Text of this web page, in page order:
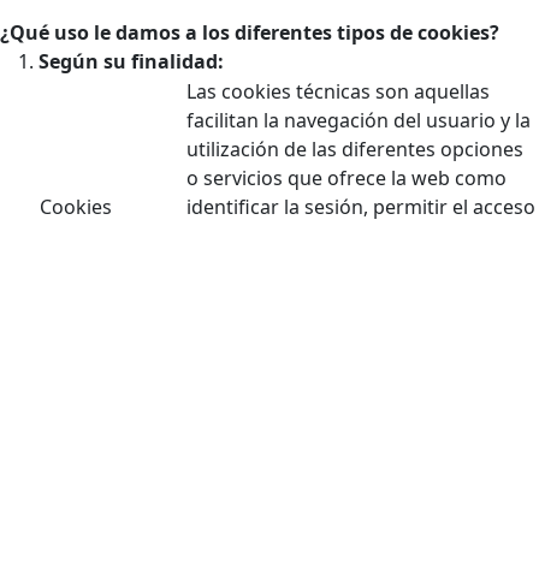
¿Qué uso le damos a los diferentes tipos de cookies?
Según su finalidad:
Cookies
Las cookies técnicas son aquellas
facilitan la navegación del usuario y la
utilización de las diferentes opciones
o servicios que ofrece la web como
identificar la sesión, permitir el acceso